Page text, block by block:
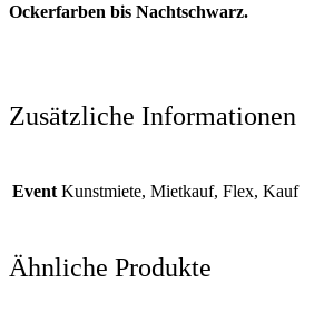
Ockerfarben bis Nachtschwarz.
Zusätzliche Informationen
Event Kunstmiete, Mietkauf, Flex, Kauf
Ähnliche Produkte